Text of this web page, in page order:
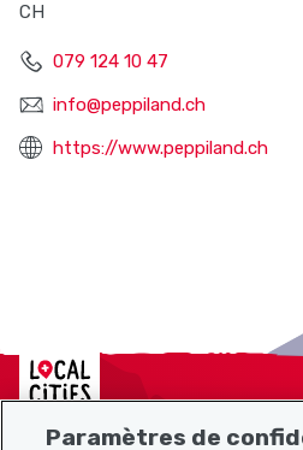
CH
079 124 10 47
info@peppiland.ch
https://www.peppiland.ch
Localcities
Paramètres de